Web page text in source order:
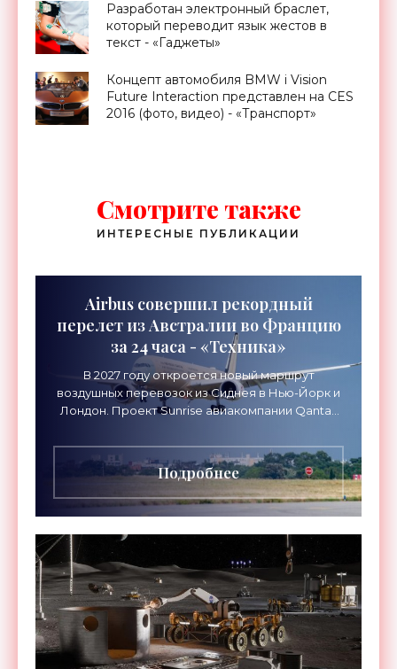
Разработан электронный браслет,
который переводит язык жестов в
текст - «Гаджеты»
Концепт автомобиля BMW i Vision
Future Interaction представлен на CES
2016 (фото, видео) - «Транспорт»
Смотрите также
ИНТЕРЕСНЫЕ ПУБЛИКАЦИИ
Airbus совершил рекордный
перелет из Австралии во Францию
за 24 часа - «Техника»
В 2027 году откроется новый маршрут
воздушных перевозок из Сиднея в Нью-Йорк и
Лондон. Проект Sunrise авиакомпании Qantas
длительностью до 24
Подробнее